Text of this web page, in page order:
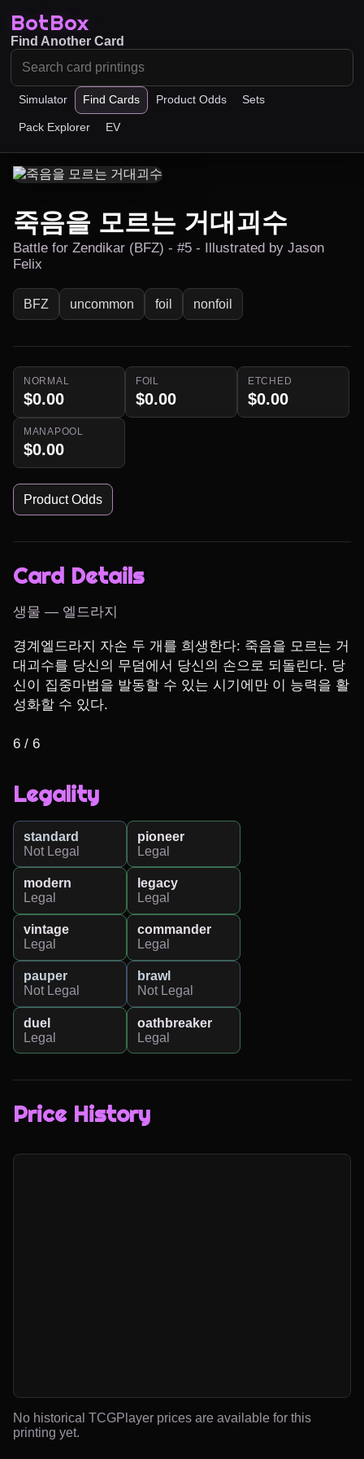
BotBox
Simulator Find Cards Product Odds Sets
Pack Explorer EV
Find Another Card
죽음을 모르는 거대괴수
Battle for Zendikar (BFZ) - #5 - Illustrated by Jason
Felix
BFZ uncommon foil nonfoil
NORMAL
$0.00
FOIL
$0.00
ETCHED
$0.00
MANAPOOL
$0.00
Product Odds
Card Details
생물 — 엘드라지
경계엘드라지 자손 두 개를 희생한다: 죽음을 모르는 거
대괴수를 당신의 무덤에서 당신의 손으로 되돌린다. 당
신이 집중마법을 발동할 수 있는 시기에만 이 능력을 활
성화할 수 있다.
6 / 6
Legality
standard
Not Legal
pioneer
Legal
modern
Legal
legacy
Legal
vintage
Legal
commander
Legal
pauper
Not Legal
brawl
Not Legal
duel
Legal
oathbreaker
Legal
Price History
No historical TCGPlayer prices are available for this
printing yet.